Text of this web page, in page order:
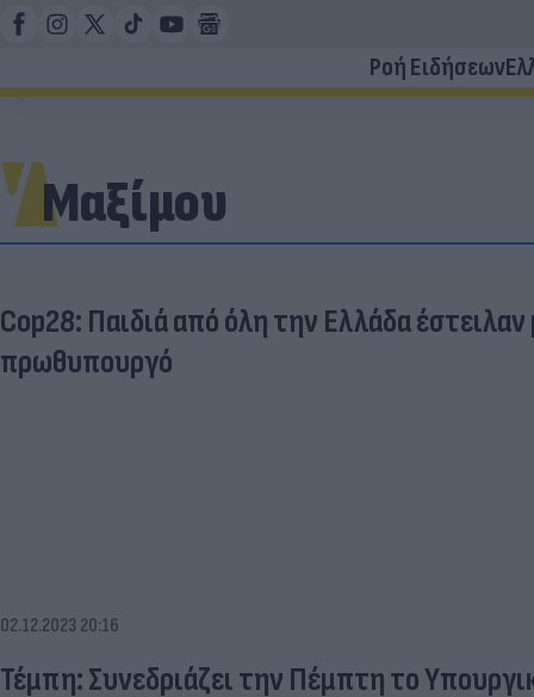
Ροή Ειδήσεων
Μαξίμου
Cop28: Παιδιά από όλη την Ελλάδα
πρωθυπουργό
02.12.2023 20:16
Τέμπη: Συνεδριάζει την Πέμπτη το